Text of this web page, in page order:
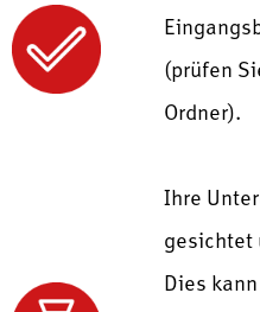
(prüfen
Ordner).
Ihre
gesichtet
Dies